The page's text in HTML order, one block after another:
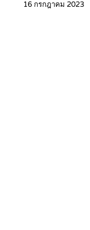
16 กรกฎาคม 2023